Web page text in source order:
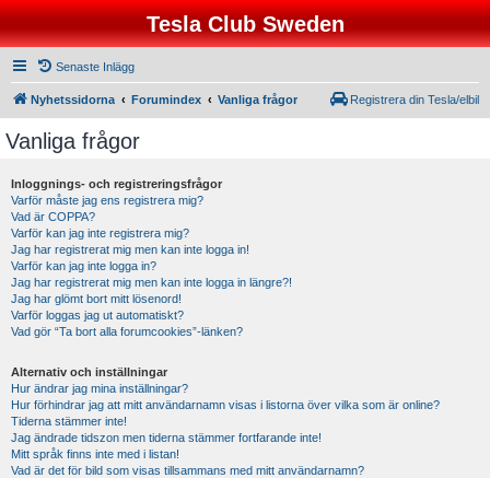
Tesla Club Sweden
Senaste Inlägg
Nyhetssidorna Forumindex Vanliga frågor Registrera din Tesla/elbil
Vanliga frågor
Inloggnings- och registreringsfrågor
Varför måste jag ens registrera mig?
Vad är COPPA?
Varför kan jag inte registrera mig?
Jag har registrerat mig men kan inte logga in!
Varför kan jag inte logga in?
Jag har registrerat mig men kan inte logga in längre?!
Jag har glömt bort mitt lösenord!
Varför loggas jag ut automatiskt?
Vad gör “Ta bort alla forumcookies”-länken?
Alternativ och inställningar
Hur ändrar jag mina inställningar?
Hur förhindrar jag att mitt användarnamn visas i listorna över vilka som är online?
Tiderna stämmer inte!
Jag ändrade tidszon men tiderna stämmer fortfarande inte!
Mitt språk finns inte med i listan!
Vad är det för bild som visas tillsammans med mitt användarnamn?